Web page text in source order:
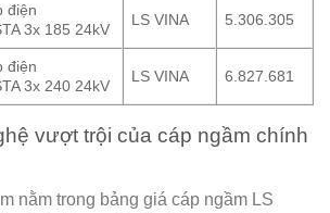
điện
3x 185 24kV
LS VINA 5.306.305
điện
3x 240 24kV
LS VINA 6.827.681
vượt trội của cáp ngầm chính
nằm trong bảng giá cáp ngầm LS